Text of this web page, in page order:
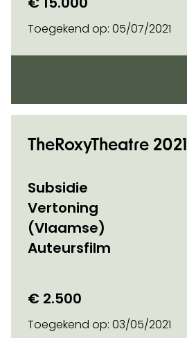
Toegekend op: 05/07/2021
TheRoxyTheatre 2021
Subsidie
Vertoning
(Vlaamse)
Auteursfilm
€ 2.500
Toegekend op: 03/05/2021